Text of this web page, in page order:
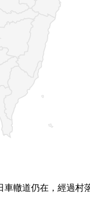
轍道仍在，經過村